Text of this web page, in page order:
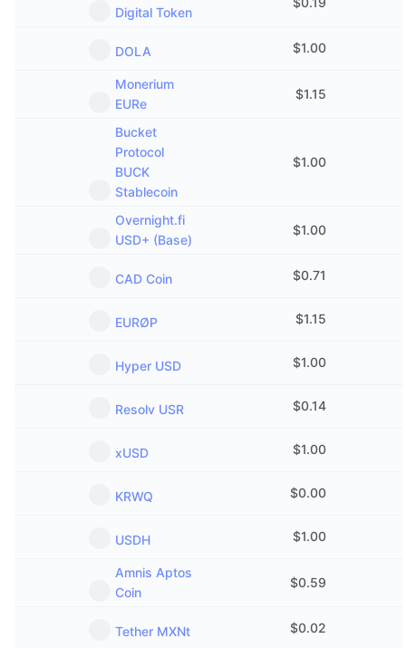
Digital Token
DOLA $1.00
Monerium
EURe
$1.15
Bucket
Protocol
BUCK
Stablecoin
$1.00
Overnight.fi
USD+ (Base)
$1.00
CAD Coin $0.71
EURØP $1.15
Hyper USD $1.00
Resolv USR $0.14
xUSD $1.00
KRWQ $0.00
USDH $1.00
Amnis Aptos
Coin
$0.59
Tether MXNt $0.02